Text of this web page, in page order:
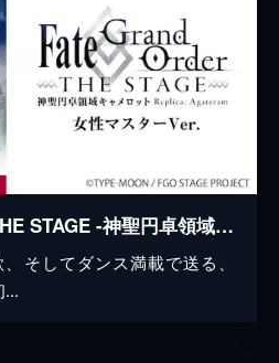
Fate/Grand Order THE STAGE -神聖円卓領域キャメロット- 女性マスターver.
そしてダンス満載で送る、
...